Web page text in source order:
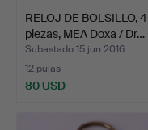
RELOJ DE BOLSILLO, 4
piezas, MEA Doxa / Dr…
Subastado 15 jun 2016
12 pujas
80 USD